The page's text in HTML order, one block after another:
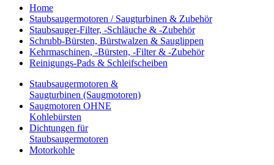
Home
Staubsaugermotoren / Saugturbinen & Zubehör
Staubsauger-Filter, -Schläuche & -Zubehör
Schrubb-Bürsten, Bürstwalzen & Sauglippen
Kehrmaschinen, -Bürsten, -Filter & -Zubehör
Reinigungs-Pads & Schleifscheiben
Staubsaugermotoren &
Saugturbinen (Saugmotoren)
Saugmotoren OHNE
Kohlebürsten
Dichtungen für
Staubsaugermotoren
Motorkohle